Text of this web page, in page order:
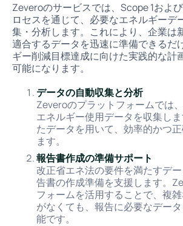
Zeveroのサービスでは、Scope 1およ
ロセスを通じて、必要なエネルギーデ
集・分析します。これにより、企業は
適合するデータを迅速に準備できるだ
ギー削減目標達成に向けた実践的な計
可能になります。
データの自動収集と分析
Zeveroのプラットフォームでは、
エネルギー使用データを収集し
たデータを用いて、効率的かつ
ます。
報告書作成の準備サポート
改正省エネ法の要件を満たすデ
告書の作成準備を支援します。
フォームを活用することで、複
がなくても、報告に必要なデー
能です。